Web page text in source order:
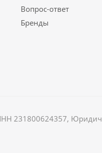
Вопрос-ответ
Бренды
231800624357,